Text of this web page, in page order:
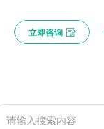
立即咨询